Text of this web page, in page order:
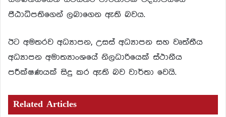
පීඨාධිපතිගෙන් ලබාගෙන ඇති බවය.
ඊට අමතරව අධ්‍යාපන, උසස් අධ්‍යාපන සහ වෘත්තීය
අධ්‍යාපන අමාත්‍යාංශයේ නිලධාරියෙක් ස්ථානීය
පරීක්ෂණයක් සිදු කර ඇති බව වාර්තා වෙයි.
Related Articles